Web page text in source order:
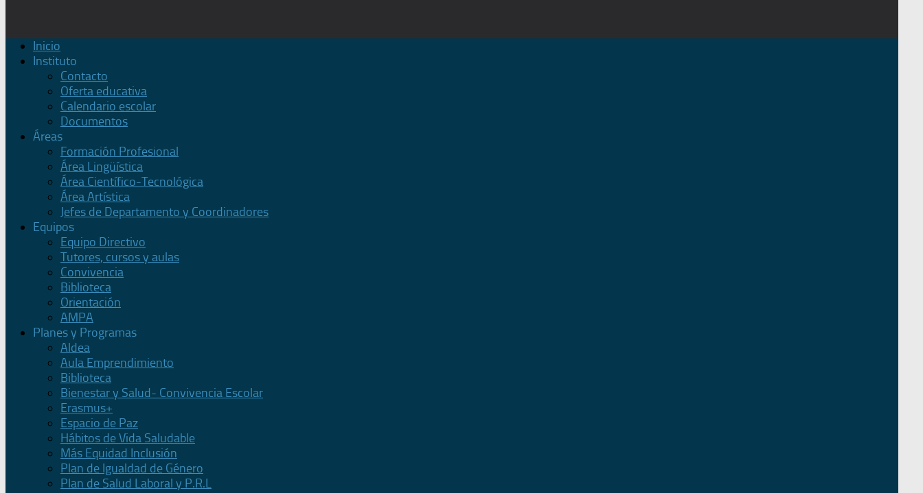
Inicio
Instituto
Contacto
Oferta educativa
Calendario escolar
Documentos
Áreas
Formación Profesional
Área Lingüística
Área Científico-Tecnológica
Área Artística
Jefes de Departamento y Coordinadores
Equipos
Equipo Directivo
Tutores, cursos y aulas
Convivencia
Biblioteca
Orientación
AMPA
Planes y Programas
Aldea
Aula Emprendimiento
Biblioteca
Bienestar y Salud- Convivencia Escolar
Erasmus+
Espacio de Paz
Hábitos de Vida Saludable
Más Equidad Inclusión
Plan de Igualdad de Género
Plan de Salud Laboral y P.R.L